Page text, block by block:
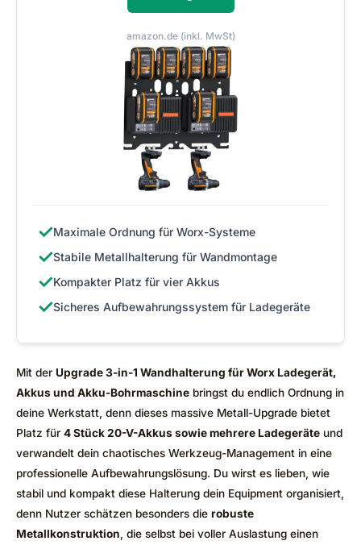
amazon.de (inkl. MwSt)
✓Maximale Ordnung für Worx-Systeme
✓Stabile Metallhalterung für Wandmontage
✓Kompakter Platz für vier Akkus
✓Sicheres Aufbewahrungssystem für Ladegeräte
Mit der Upgrade 3-in-1 Wandhalterung für Worx Ladegerät,
Akkus und Akku-Bohrmaschine bringst du endlich Ordnung in
deine Werkstatt, denn dieses massive Metall-Upgrade bietet
Platz für 4 Stück 20-V-Akkus sowie mehrere Ladegeräte und
verwandelt dein chaotisches Werkzeug-Management in eine
professionelle Aufbewahrungslösung. Du wirst es lieben, wie
stabil und kompakt diese Halterung dein Equipment organisiert,
denn Nutzer schätzen besonders die robuste
Metallkonstruktion , die selbst bei voller Auslastung einen